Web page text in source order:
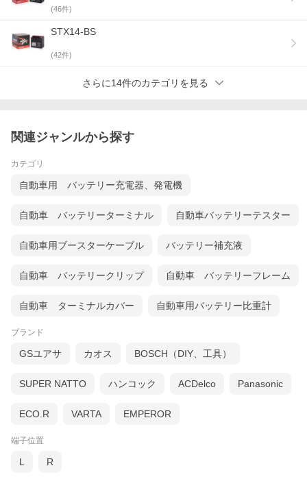
(46件)
STX14-BS
(42件)
さらに14件のカテゴリを見る
関連ジャンルから探す
カテゴリ
自動車用 バッテリー充電器、発電機
自動車 バッテリーターミナル 自動車バッテリーテスター
自動車用ブースターケーブル バッテリー補充液
自動車 バッテリークリップ 自動車 バッテリーフレーム
自動車 ターミナルカバー 自動車用バッテリー比重計
ブランド
GSユアサ カオス BOSCH（DIY、工具）
SUPER NATTO ハンコック ACDelco Panasonic
ECO.R VARTA EMPEROR
端子位置
L R